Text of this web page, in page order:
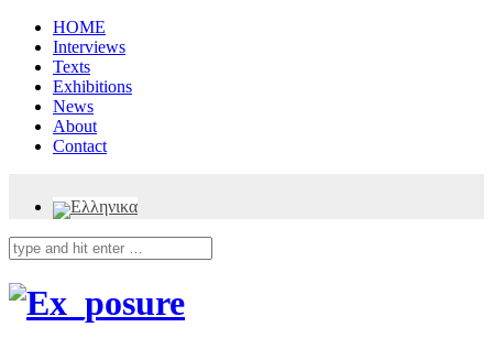
HOME
Interviews
Texts
Exhibitions
News
About
Contact